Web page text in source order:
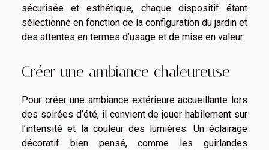
sécurisée et esthétique, chaque dispositif étant
sélectionné en fonction de la configuration du jardin et
des attentes en termes d’usage et de mise en valeur.
Créer une ambiance chaleureuse
Pour créer une ambiance extérieure accueillante lors
des soirées d’été, il convient de jouer habilement sur
l’intensité et la couleur des lumières. Un éclairage
décoratif bien pensé, comme les guirlandes